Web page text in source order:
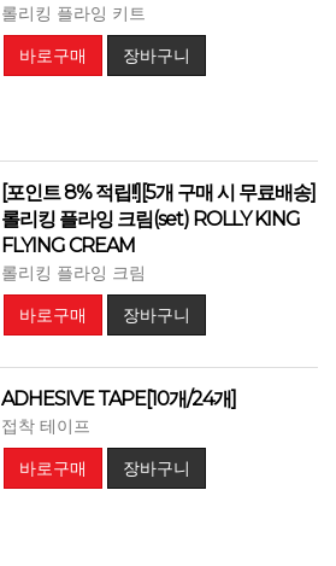
롤리킹 플라잉 키트
바로구매
장바구니
[포인트 8% 적립!!][5개 구매 시 무료배송]
롤리킹 플라잉 크림(set) ROLLY KING
FLYING CREAM
롤리킹 플라잉 크림
바로구매
장바구니
ADHESIVE TAPE[10개/24개]
접착 테이프
바로구매
장바구니